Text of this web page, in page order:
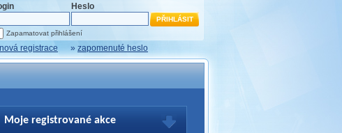
Heslo
Zapamatovat přihlášení
nová registrace » zapomenuté heslo
Moje registrované akce